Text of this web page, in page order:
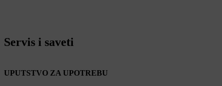
Servis i saveti
UPUTSTVO ZA UPOTREBU